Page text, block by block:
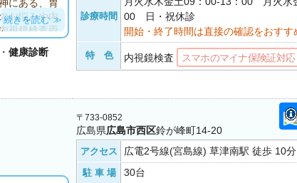
続きを読む ≫
にある、胃
お悩みや内
視鏡検査両
般の診療
部レント
口駅」から
ます。地域
健康診断
診療時間
00 日・祝休診
開始・終了時間は直接の確認をおすす
特 色 内視鏡検査 スマホのマイナ保険証対応
〒733-0852
広島県広島市西区鈴が峰町14-20
アクセス 広電2号線(宮島線) 草津南駅 徒歩 10分
駐 車 場 30台